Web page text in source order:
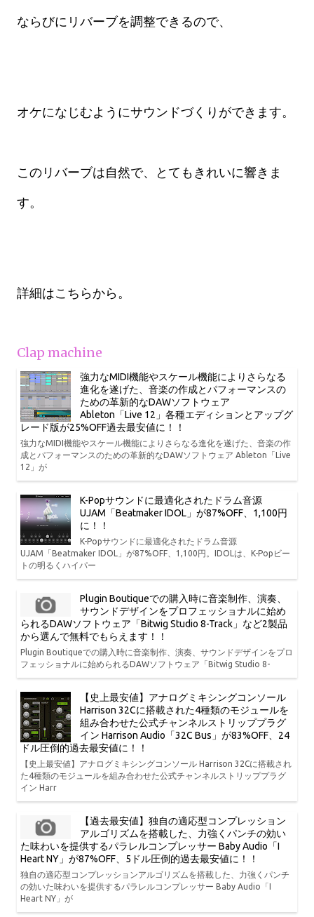
ならびにリバーブを調整できるので、
オケになじむようにサウンドづくりができます。
このリバーブは自然で、とてもきれいに響きま
す。
詳細はこちらから。
Clap machine
強力なMIDI機能やスケール機能によりさらなる
進化を遂げた、音楽の作成とパフォーマンスの
ための革新的なDAWソフトウェア
Ableton「Live 12」各種エディションとアップグ
レード版が25%OFF過去最安値に！！
強力なMIDI機能やスケール機能によりさらなる進化を遂げた、音楽の作
成とパフォーマンスのための革新的なDAWソフトウェア Ableton「Live
12」が
K-Popサウンドに最適化されたドラム音源
UJAM「Beatmaker IDOL」が87%OFF、1,100円
に！！
K-Popサウンドに最適化されたドラム音源
UJAM「Beatmaker IDOL」が87%OFF、1,100円。IDOLは、K-Popビー
トの明るくハイパー
Plugin Boutiqueでの購入時に音楽制作、演奏、
サウンドデザインをプロフェッショナルに始め
られるDAWソフトウェア「Bitwig Studio 8-Track」など2製品
から選んで無料でもらえます！！
Plugin Boutiqueでの購入時に音楽制作、演奏、サウンドデザインをプロ
フェッショナルに始められるDAWソフトウェア「Bitwig Studio 8-
【史上最安値】アナログミキシングコンソール
Harrison 32Cに搭載された4種類のモジュールを
組み合わせた公式チャンネルストリッププラグ
イン Harrison Audio「32C Bus」が83%OFF、24
ドル圧倒的過去最安値に！！
【史上最安値】アナログミキシングコンソール Harrison 32Cに搭載され
た4種類のモジュールを組み合わせた公式チャンネルストリッププラグ
イン Harr
【過去最安値】独自の適応型コンプレッション
アルゴリズムを搭載した、力強くパンチの効い
た味わいを提供するパラレルコンプレッサー Baby Audio「I
Heart NY」が87%OFF、5ドル圧倒的過去最安値に！！
独自の適応型コンプレッションアルゴリズムを搭載した、力強くパンチ
の効いた味わいを提供するパラレルコンプレッサー Baby Audio「I
Heart NY」が